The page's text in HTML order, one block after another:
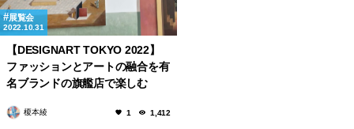
展覧会
2022.10.31
【DESIGNART TOKYO 2022】
ファッションとアートの融合を有
名ブランドの旗艦店で楽しむ
榎本綾 1 1,412